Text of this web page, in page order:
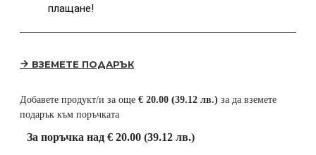
плащане!
ВЗЕМЕТЕ ПОДАРЪК
Добавете продукт/и за още € 20.00 (39.12 лв.) за да вземете
подарък към поръчката
За поръчка над € 20.00 (39.12 лв.)